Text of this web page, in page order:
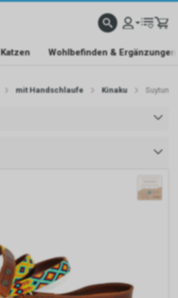
Katzen Wohlbefinden & Ergänzungen
mit Handschlaufe Kinaku Suytun